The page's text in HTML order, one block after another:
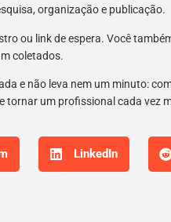
organização e publicação.
ou link de espera. Você
coletados.
e não leva nem um minuto:
tornar um profissional cada vez
LinkedIn